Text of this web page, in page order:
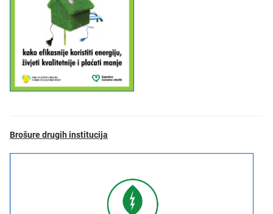
Brošure drugih institucija